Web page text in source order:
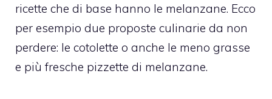
ricette che di base hanno le melanzane. Ecco
per esempio due proposte culinarie da non
perdere: le cotolette o anche le meno grasse
e più fresche pizzette di melanzane.